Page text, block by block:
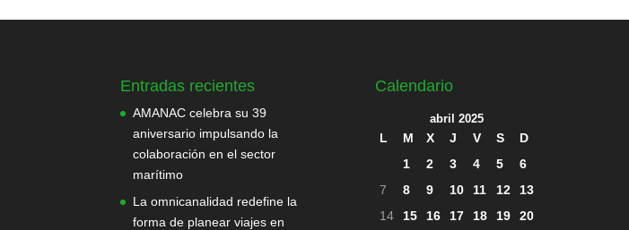
Entradas recientes
AMANAC celebra su 39
aniversario impulsando la
colaboración en el sector
marítimo
La omnicanalidad redefine la
forma de planear viajes en
Calendario
abril 2025
L M X J V S
D
1
2 3 4 5
6
7
8 9 10 11 12
13
14
15 16 17 18 19
20